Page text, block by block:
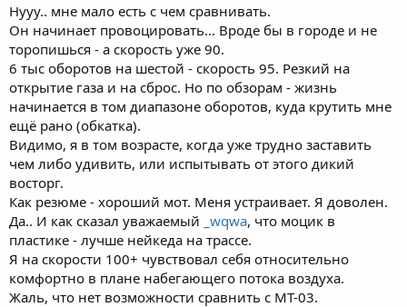
Нууу.. мне мало есть с чем сравнивать.
Он начинает провоцировать... Вроде бы в городе и не
торопишься - а скорость уже 90.
6 тыс оборотов на шестой - скорость 95. Резкий на
открытие газа и на сброс. Но по обзорам - жизнь
начинается в том диапазоне оборотов, куда крутить мне
ещё рано (обкатка).
Видимо, я в том возрасте, когда уже трудно заставить
чем либо удивить, или испытывать от этого дикий
восторг.
Как резюме - хороший мот. Меня устраивает. Я доволен.
Да.. И как сказал уважаемый _wqwa, что моцик в
пластике - лучше нейкеда на трассе.
Я на скорости 100+ чувствовал себя относительно
комфортно в плане набегающего потока воздуха.
Жаль, что нет возможности сравнить с МТ-03.